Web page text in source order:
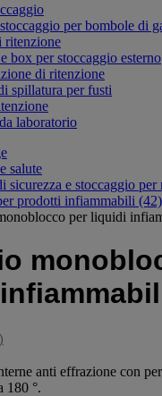
per bombole di
ritenzione
box per stoccaggio esterno
di ritenzione
spillatura per fusti
laboratorio
salute
sicurezza e stoccaggio
prodotti infiammabili (42)
per liquidi
anti effrazione con
180 °.